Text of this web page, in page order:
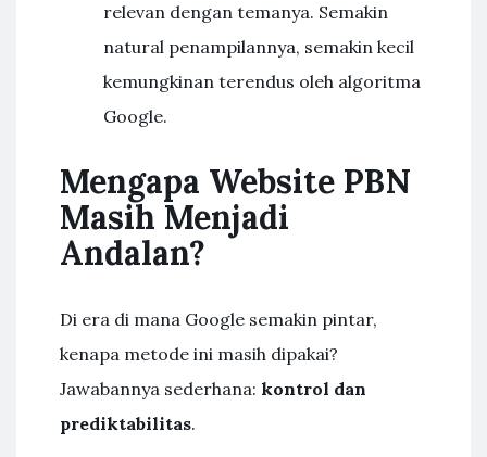
relevan dengan temanya. Semakin
natural penampilannya, semakin kecil
kemungkinan terendus oleh algoritma
Google.
Mengapa Website PBN
Masih Menjadi
Andalan?
Di era di mana Google semakin pintar,
kenapa metode ini masih dipakai?
Jawabannya sederhana: kontrol dan
prediktabilitas.